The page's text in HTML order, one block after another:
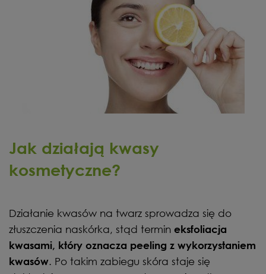
Jak działają kwasy
kosmetyczne?
Działanie kwasów na twarz sprowadza się do
złuszczenia naskórka, stąd termin eksfoliacja
kwasami, który oznacza peeling z wykorzystaniem
kwasów. Po takim zabiegu skóra staje się